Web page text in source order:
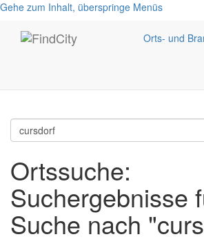
Gehe zum Inhalt, überspringe Menüs
Orts- und
Ortssuche:
Suchergebnisse
Suche nach